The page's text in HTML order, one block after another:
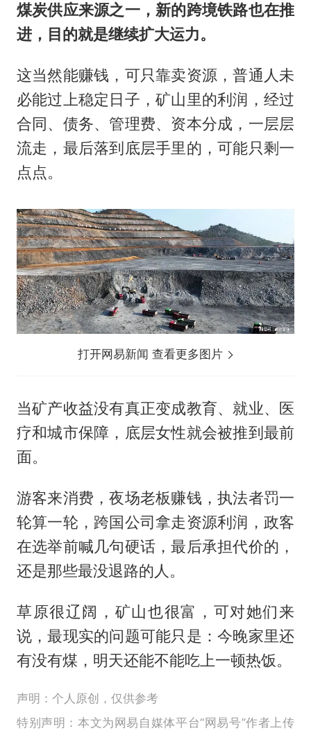
煤炭供应来源之一，新的跨境铁路也在推
进，目的就是继续扩大运力。
这当然能赚钱，可只靠卖资源，普通人未
必能过上稳定日子，矿山里的利润，经过
合同、债务、管理费、资本分成，一层层
流走，最后落到底层手里的，可能只剩一
点点。
打开网易新闻 查看更多图片
当矿产收益没有真正变成教育、就业、医
疗和城市保障，底层女性就会被推到最前
面。
游客来消费，夜场老板赚钱，执法者罚一
轮算一轮，跨国公司拿走资源利润，政客
在选举前喊几句硬话，最后承担代价的，
还是那些最没退路的人。
草原很辽阔，矿山也很富，可对她们来
说，最现实的问题可能只是：今晚家里还
有没有煤，明天还能不能吃上一顿热饭。
声明：个人原创，仅供参考
特别声明：本文为网易自媒体平台“网易号”作者上传